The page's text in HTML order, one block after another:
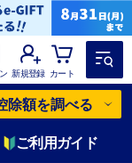
新規登録 カート
除額を調べる
ご利用ガイド